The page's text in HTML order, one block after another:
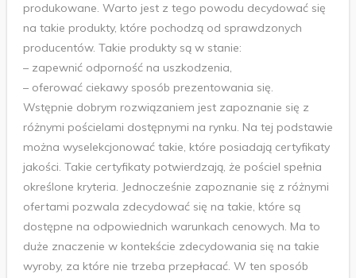
produkowane. Warto jest z tego powodu decydować się
na takie produkty, które pochodzą od sprawdzonych
producentów. Takie produkty są w stanie:
– zapewnić odporność na uszkodzenia,
– oferować ciekawy sposób prezentowania się.
Wstępnie dobrym rozwiązaniem jest zapoznanie się z
różnymi pościelami dostępnymi na rynku. Na tej podstawie
można wyselekcjonować takie, które posiadają certyfikaty
jakości. Takie certyfikaty potwierdzają, że pościel spełnia
określone kryteria. Jednocześnie zapoznanie się z różnymi
ofertami pozwala zdecydować się na takie, które są
dostępne na odpowiednich warunkach cenowych. Ma to
duże znaczenie w kontekście zdecydowania się na takie
wyroby, za które nie trzeba przepłacać. W ten sposób